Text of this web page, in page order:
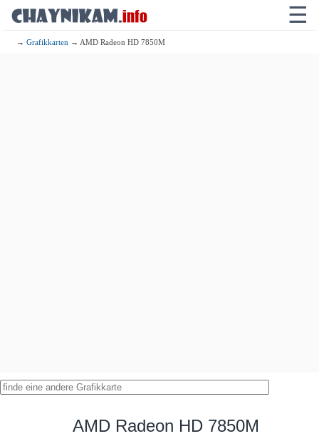
☰
→Grafikkarten → AMD Radeon HD 7850M
AMD Radeon HD 7850M